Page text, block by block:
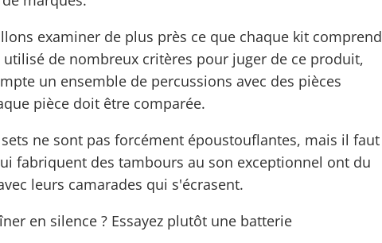
examiner de plus près ce que chaque kit comprend
de nombreux critères pour juger de ce produit,
un ensemble de percussions avec des pièces
pièce doit être comparée.
ne sont pas forcément époustouflantes, mais il faut
fabriquent des tambours au son exceptionnel ont du
leurs camarades qui s'écrasent.
en silence ? Essayez plutôt une batterie